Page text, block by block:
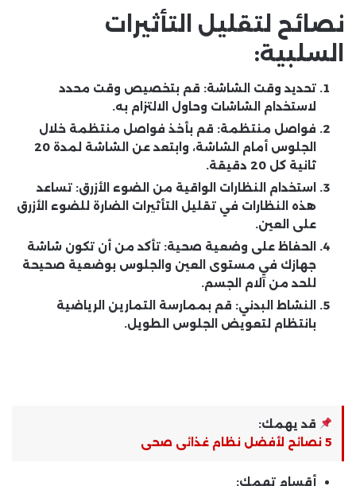
نصائح لتقليل التأثيرات
السلبية:
تحديد وقت الشاشة: قم بتخصيص وقت محدد
لاستخدام الشاشات وحاول الالتزام به.
فواصل منتظمة: قم بأخذ فواصل منتظمة خلال
الجلوس أمام الشاشة، وابتعد عن الشاشة لمدة 20
ثانية كل 20 دقيقة.
استخدام النظارات الواقية من الضوء الأزرق: تساعد
هذه النظارات في تقليل التأثيرات الضارة للضوء الأزرق
على العين.
الحفاظ على وضعية صحية: تأكد من أن تكون شاشة
جهازك في مستوى العين والجلوس بوضعية صحيحة
للحد من آلام الجسم.
النشاط البدني: قم بممارسة التمارين الرياضية
بانتظام لتعويض الجلوس الطويل.
قد يهمك:
5 نصائح لأفضل نظام غذائى صحى
أقسام تهمك: